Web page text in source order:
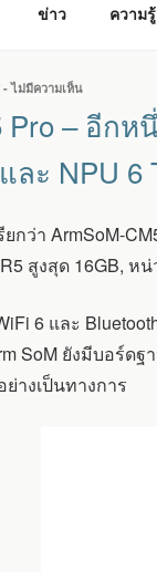
ข่าว ความรู้
-ไม่มีความเห็น
BANANA
PI
CM5
อีก
หนึ่ง
ทาง
ของ
RASPBERRY
PI
CM4
Pro – อีก
ละ NPU 6
ยกว่า ArmSoM-
สูงสุด 16GB, ห
6 และ
SoM ยังมีบอร์ด
ย่างเป็นทางการ